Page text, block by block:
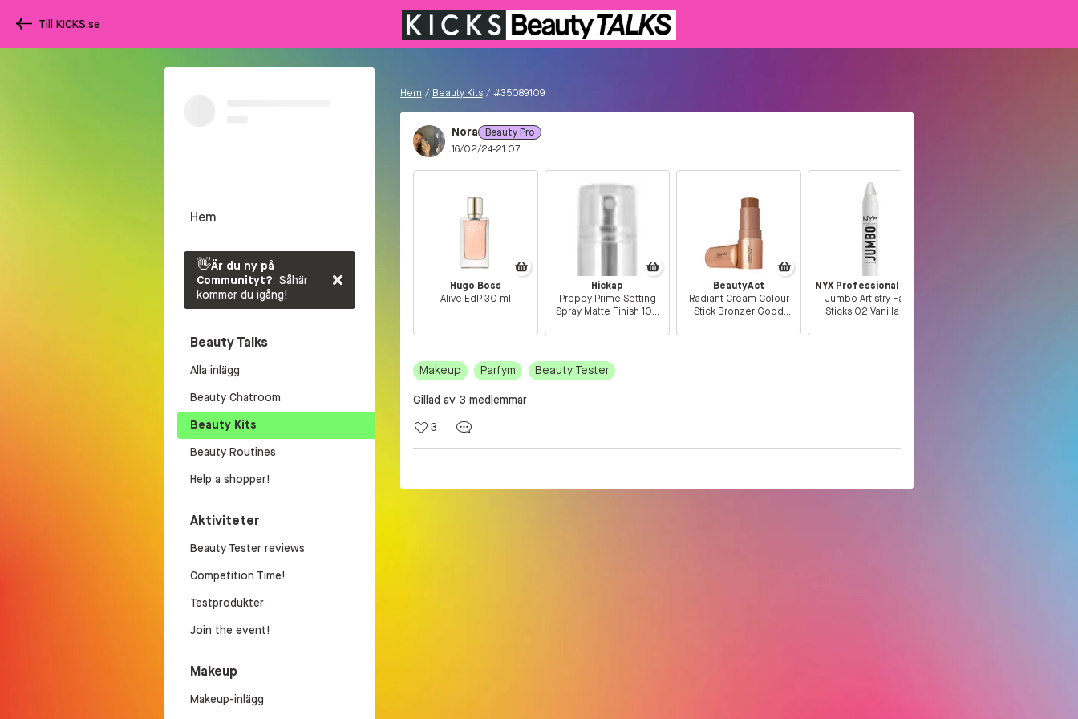
Till KICKS.se
Hem
👋Är du ny på
Communityt? Såhär
kommer du igång!
Beauty Talks
Alla inlägg
Beauty Chatroom
Beauty Kits
Beauty Routines
Help a shopper!
Aktiviteter
Beauty Tester reviews
Competition Time!
Testprodukter
Join the event!
Makeup
Makeup-inlägg
Hem / Beauty Kits / #35089109
Nora
Beauty Pro
16/02/24-21:07
Hugo Boss
Alive EdP 30 ml
Hickap
Preppy Prime Setting
Spray Matte Finish 100
BeautyAct
Radiant Cream Colour
Stick Bronzer Good
Jumbo Artistry Face
Sticks 02 Vanilla Ice
Makeup Parfym
Beauty Tester
Gillad av 3 medlemmar
3